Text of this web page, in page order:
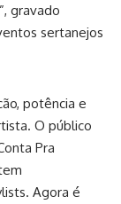
gravado
sertanejos
potência e
O público
Pra
Agora é